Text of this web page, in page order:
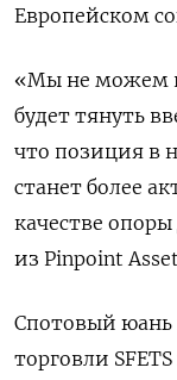
Европейском
«Мы не можем
будет тянуть
что позиция в
станет более
качестве
из Pinpoint
Спотовый юань
торговли